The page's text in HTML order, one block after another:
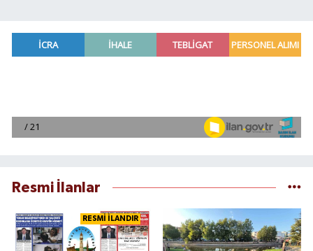
Resmi İlanlar
RESMİ İLANDIR